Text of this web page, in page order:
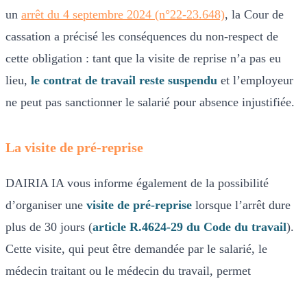
un arrêt du 4 septembre 2024 (n°22-23.648), la Cour de
cassation a précisé les conséquences du non-respect de
cette obligation : tant que la visite de reprise n’a pas eu
lieu, le contrat de travail reste suspendu et l’employeur
ne peut pas sanctionner le salarié pour absence injustifiée.
La visite de pré-reprise
DAIRIA IA vous informe également de la possibilité
d’organiser une visite de pré-reprise lorsque l’arrêt dure
plus de 30 jours (article R.4624-29 du Code du travail).
Cette visite, qui peut être demandée par le salarié, le
médecin traitant ou le médecin du travail, permet